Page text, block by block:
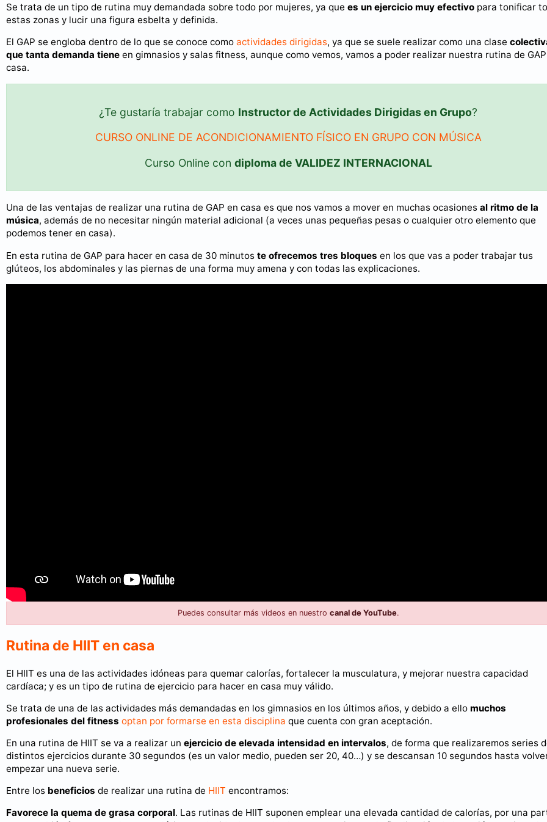
Se trata de un tipo de rutina muy demandada sobre todo por mujeres, ya que es un ejercicio muy efectivo para tonificar
estas zonas y lucir una figura esbelta y definida.
El GAP se engloba dentro de lo que se conoce como actividades dirigidas, ya que se suele realizar como una clase
que tanta demanda tiene en gimnasios y salas fitness, aunque como vemos, vamos a poder realizar nuestra rutina de
casa.
¿Te gustaría trabajar como Instructor de Actividades Dirigidas en Grupo?
CURSO ONLINE DE ACONDICIONAMIENTO FÍSICO EN GRUPO CON MÚSICA
Curso Online con diploma de VALIDEZ INTERNACIONAL
Una de las ventajas de realizar una rutina de GAP en casa es que nos vamos a mover en muchas ocasiones al ritmo de la
música, además de no necesitar ningún material adicional (a veces unas pequeñas pesas o cualquier otro elemento que
podemos tener en casa).
En esta rutina de GAP para hacer en casa de 30 minutos te ofrecemos tres bloques en los que vas a poder trabajar tus
glúteos, los abdominales y las piernas de una forma muy amena y con todas las explicaciones.
Puedes consultar más videos en nuestro canal de YouTube.
Rutina de HIIT en casa
El HIIT es una de las actividades idóneas para quemar calorías, fortalecer la musculatura, y mejorar nuestra capacidad
cardíaca; y es un tipo de rutina de ejercicio para hacer en casa muy válido.
Se trata de una de las actividades más demandadas en los gimnasios en los últimos años, y debido a ello muchos
profesionales del fitness optan por formarse en esta disciplina que cuenta con gran aceptación.
En una rutina de HIIT se va a realizar un ejercicio de elevada intensidad en intervalos, de forma que realizaremos series
distintos ejercicios durante 30 segundos (es un valor medio, pueden ser 20, 40…) y se descansan 10 segundos hasta
empezar una nueva serie.
Entre los beneficios de realizar una rutina de HIIT encontramos:
Favorece la quema de grasa corporal. Las rutinas de HIIT suponen emplear una elevada cantidad de calorías, por una